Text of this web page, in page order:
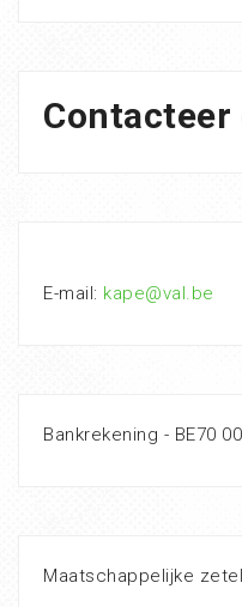
Contacteer
E-mail: kape@val.be
Bankrekening - BE70
Maatschappelijke zetel